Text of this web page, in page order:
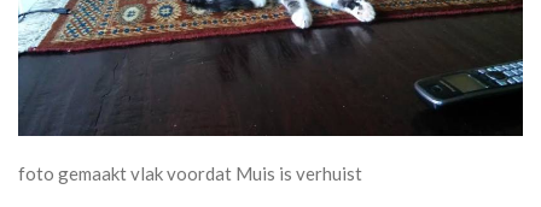
foto gemaakt vlak voordat Muis is verhuist